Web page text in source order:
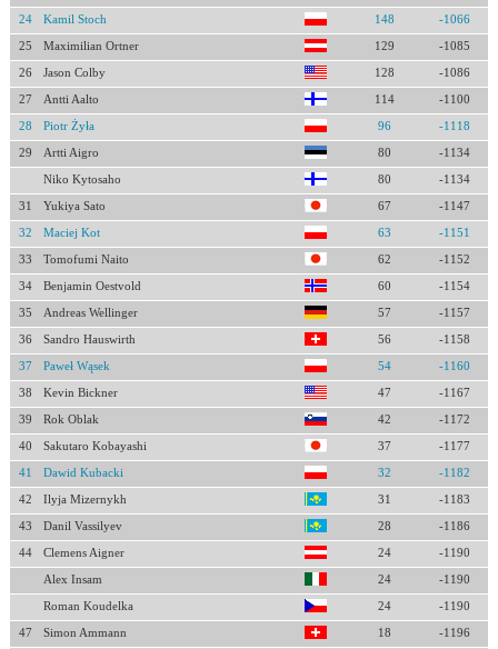
24 Kamil Stoch 148 -1066
25 Maximilian Ortner 129 -1085
26 Jason Colby 128 -1086
27 Antti Aalto 114 -1100
28 Piotr Żyła 96 -1118
29 Artti Aigro 80 -1134
Niko Kytosaho 80 -1134
31 Yukiya Sato 67 -1147
32 Maciej Kot 63 -1151
33 Tomofumi Naito 62 -1152
34 Benjamin Oestvold 60 -1154
35 Andreas Wellinger 57 -1157
36 Sandro Hauswirth 56 -1158
37 Paweł Wąsek 54 -1160
38 Kevin Bickner 47 -1167
39 Rok Oblak 42 -1172
40 Sakutaro Kobayashi 37 -1177
41 Dawid Kubacki 32 -1182
42 Ilyja Mizernykh 31 -1183
43 Danil Vassilyev 28 -1186
44 Clemens Aigner 24 -1190
Alex Insam 24 -1190
Roman Koudelka 24 -1190
47 Simon Ammann 18 -1196